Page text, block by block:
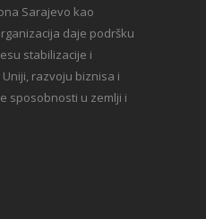
Sarajevo kao
daje podršku
stabilizacije i
razvoju biznisa i
sposobnosti u zemlji i